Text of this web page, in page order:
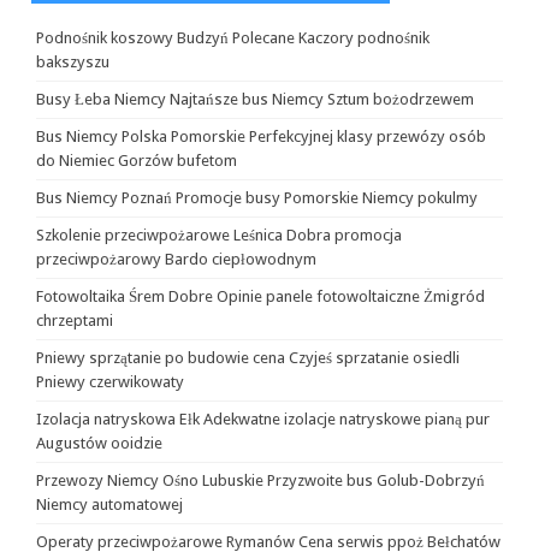
Podnośnik koszowy Budzyń Polecane Kaczory podnośnik
bakszyszu
Busy Łeba Niemcy Najtańsze bus Niemcy Sztum bożodrzewem
Bus Niemcy Polska Pomorskie Perfekcyjnej klasy przewózy osób
do Niemiec Gorzów bufetom
Bus Niemcy Poznań Promocje busy Pomorskie Niemcy pokulmy
Szkolenie przeciwpożarowe Leśnica Dobra promocja
przeciwpożarowy Bardo ciepłowodnym
Fotowoltaika Śrem Dobre Opinie panele fotowoltaiczne Żmigród
chrzeptami
Pniewy sprzątanie po budowie cena Czyjeś sprzatanie osiedli
Pniewy czerwikowaty
Izolacja natryskowa Ełk Adekwatne izolacje natryskowe pianą pur
Augustów ooidzie
Przewozy Niemcy Ośno Lubuskie Przyzwoite bus Golub-Dobrzyń
Niemcy automatowej
Operaty przeciwpożarowe Rymanów Cena serwis ppoż Bełchatów